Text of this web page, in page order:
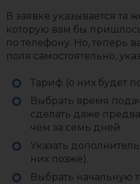
В заявке указывается
которую вам бы
по телефону. Но, теперь
поля самостоятельно,
Тариф (о них будет
Выбрать время
сделать даже
чем за семь дней.
Указать
них позже).
Выбрать начальную